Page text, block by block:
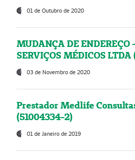
01 de Outubro de 2020
MUDANÇA DE ENDEREÇO
SERVIÇOS MÉDICOS
03 de Novembro de 2020
Prestador Medlife
(51004334-2)
01 de Janeiro de 2019